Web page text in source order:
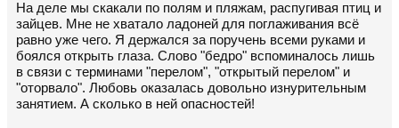
На деле мы скакали по полям и пляжам, распугивая птиц и
зайцев. Мне не хватало ладоней для поглаживания всё
равно уже чего. Я держался за поручень всеми руками и
боялся открыть глаза. Слово "бедро" вспоминалось лишь
в связи с терминами "перелом", "открытый перелом" и
"оторвало". Любовь оказалась довольно изнурительным
занятием. А сколько в ней опасностей!